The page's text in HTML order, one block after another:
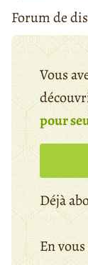
Forum de
Vous
pour
Déjà
En